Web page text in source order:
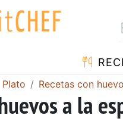
Plato Recetas con huevo
a la